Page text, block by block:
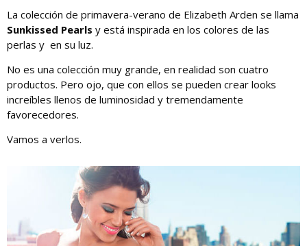
La colección de primavera-verano de Elizabeth Arden se llama
Sunkissed Pearls y está inspirada en los colores de las
perlas y en su luz.
No es una colección muy grande, en realidad son cuatro
productos. Pero ojo, que con ellos se pueden crear looks
increíbles llenos de luminosidad y tremendamente
favorecedores.
Vamos a verlos.